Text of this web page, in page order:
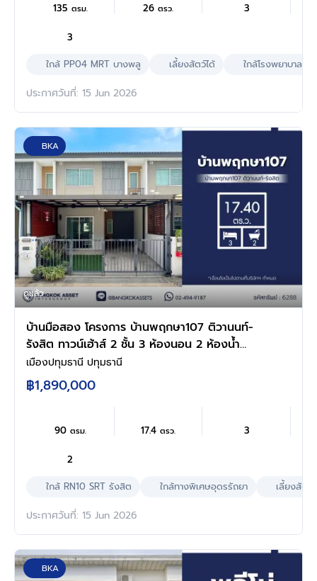
135 ตรม. 26ตรว. 3
3
ใกล้ PP04 MRT บางพลู
เลี้ยงสัตว์ได้ ใกล้โรงพยาบาล
ประกาศวันที่: 15 Jun 2026
BKA
ดูแล้ว
บ้านมือสอง โครงการ บ้านพฤกษา107 ติวานนท์-
รังสิต ทาวน์เฮ้าส์ 2 ชั้น 3 ห้องนอน 2 ห้องน้ำ
ทำเลเมืองปทุมธานี ใกล้รถไฟฟ้าสายสีแดง สถานี
รังสิต ใกล้ฟิวเจอร์พาร์ค รังสิต ใกล้ทางด่วนอุดร
รัถยา พร้อมเข้าอยู่
เมืองปทุมธานี ปทุมธานี
฿1,890,000
90 ตรม. 17.4ตรว. 3
2
ใกล้ RN10 SRT รังสิต
ใกล้ทางพิเศษอุดรรัถยา เลี้ยงสัตว์
ประกาศวันที่: 15 Jun 2026
BKA